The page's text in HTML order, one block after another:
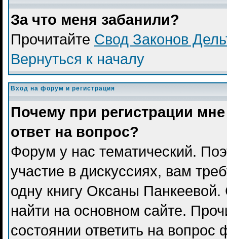
За что меня забанили?
Прочитайте Свод Законов
Вернуться к началу
Вход на форум и регистрация
Почему при регистрации
ответ на вопрос?
Форум у нас тематический.
участие в дискуссиях, вам
одну книгу Оксаны
найти на основном сайте.
состоянии ответить на